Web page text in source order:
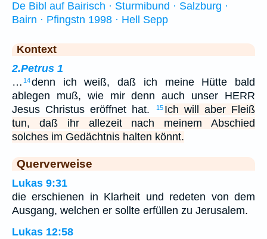
De Bibl auf Bairisch · Sturmibund · Salzburg ·
Bairn · Pfingstn 1998 · Hell Sepp
Kontext
2.Petrus 1
… 14denn ich weiß, daß ich meine Hütte bald
ablegen muß, wie mir denn auch unser HERR
Jesus Christus eröffnet hat.
15 Ich will aber Fleiß
tun, daß ihr allezeit nach meinem Abschied
solches im Gedächtnis halten könnt.
Querverweise
Lukas 9:31
die erschienen in Klarheit und redeten von dem
Ausgang, welchen er sollte erfüllen zu Jerusalem.
Lukas 12:58